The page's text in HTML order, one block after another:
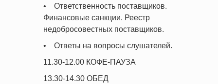
• Ответственность поставщиков.
Финансовые санкции. Реестр
недобросовестных поставщиков.
• Ответы на вопросы слушателей.
11.30-12.00 КОФЕ-ПАУЗА
13.30-14.30 ОБЕД